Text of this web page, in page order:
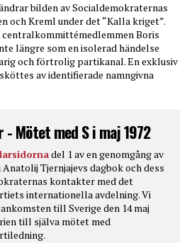
bilden av Socialdemokraternas
och Kreml under det “Kalla kriget”.
Boris
längre som en isolerad händelse
och förtrolig partikanal. En exklusiv
av identifierade namngivna
Mötet med S i maj 1972
del 1 av en genomgång av
Tjernjajevs dagbok och dess
kontakter med det
internationella avdelning. Vi
till Sverige den 14 maj
till själva mötet med